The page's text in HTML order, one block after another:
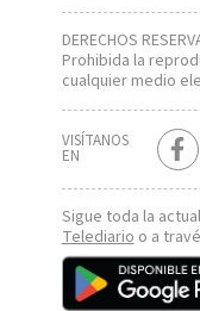
DERECHOS
Prohibida la
cualquier medio
VISÍTANOS
EN
Sigue toda la
Telediario o a